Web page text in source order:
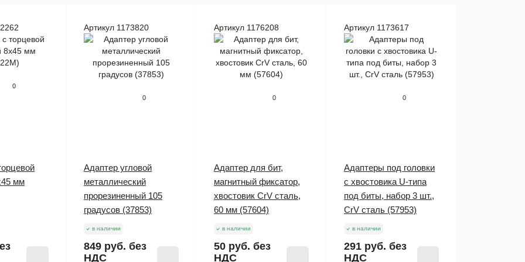
0
мм
Артикул 1173820
0
Адаптер угловой
металлический
прорезиненный 105
градусов (37853)
в наличии
849 руб. без
НДС
Артикул 1176208
0
Адаптер для бит,
магнитный фиксатор,
хвостовик CrV сталь,
60 мм (57604)
в наличии
50 руб. без
НДС
Артикул 1173617
0
Адаптеры под головки
с хвостовика U-типа
под биты, набор 3 шт.,
CrV сталь (57953)
в наличии
291 руб. без
НДС